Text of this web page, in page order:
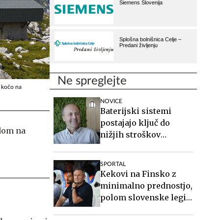
kočo na Ne spreglejte
NOVICE
Baterijski sistemi
postajajo ključ do
nižjih stroškov
SPORTAL
Kekovi na Finsko z
minimalno prednostjo,
polom slovenske legije